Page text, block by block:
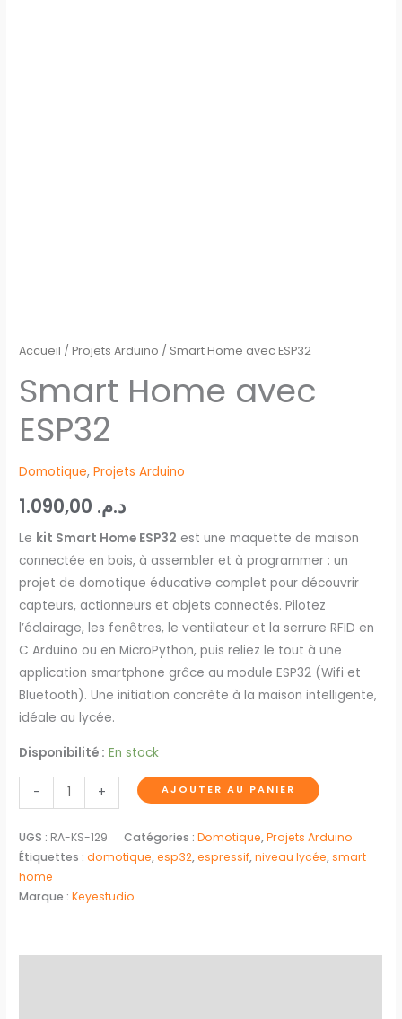
Accueil /Projets Arduino / Smart Home avec ESP32
Smart Home avec
ESP32
Domotique,Projets Arduino
د.م.
Le kit Smart Home ESP32 est une maquette de maison
connectée en bois, à assembler et à programmer : un
projet de domotique éducative complet pour découvrir
capteurs, actionneurs et objets connectés. Pilotez
l’éclairage, les fenêtres, le ventilateur et la serrure RFID en
C Arduino ou en MicroPython, puis reliez le tout à une
application smartphone grâce au module ESP32 (Wifi et
Bluetooth). Une initiation concrète à la maison intelligente,
idéale au lycée.
Disponibilité : En stock
- + AJOUTER AU PANIER
UGS : RA-KS-129 Catégories :Domotique,Projets Arduino
Étiquettes :domotique,esp32,espressif,niveau lycée,smart
home
Marque :Keyestudio